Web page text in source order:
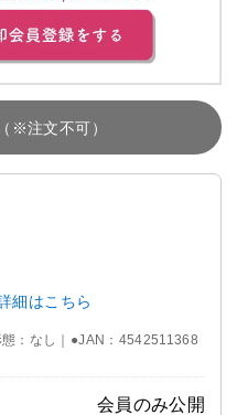
細はこちら
：なし｜●JAN：4542511368
会員のみ公開